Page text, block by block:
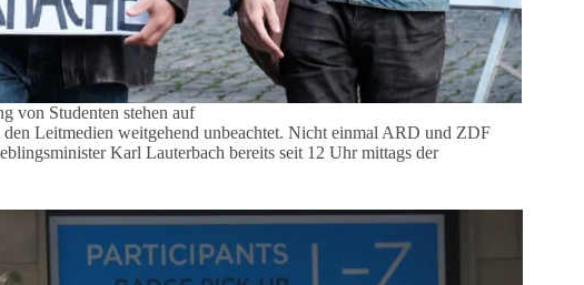
von Studenten stehen auf
Leitmedien weitgehend unbeachtet. Nicht einmal ARD und ZDF
Karl Lauterbach bereits seit 12 Uhr mittags der